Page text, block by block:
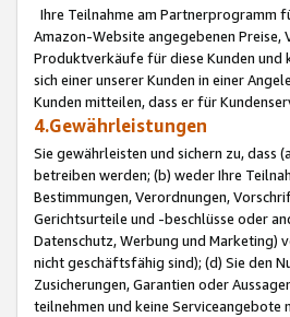
Ihre Teilnahme am Partnerprogramm
Amazon-Website angegebenen
Produktverkäufe für diese Kunden und
sich einer unserer Kunden in einer
Kunden mitteilen, dass er für
4.Gewährleistungen
Sie gewährleisten und sichern zu, dass
betreiben werden; (b) weder Ihre
Bestimmungen, Verordnungen,
Gerichtsurteile und -beschlüsse oder
Datenschutz, Werbung und Marketing)
nicht geschäftsfähig sind); (d) Sie den
Zusicherungen, Garantien oder
teilnehmen und keine Serviceangebote